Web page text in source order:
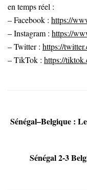
en temps réel :
– Facebook : https://
– Instagram : https://
– Twitter : https://
– TikTok : https://
Sénégal–Belgique :
Sénégal 2-3